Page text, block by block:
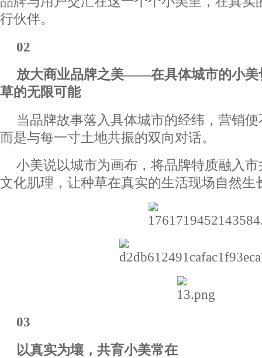
行伙伴。
02
放大商业品牌之美——在具体城市的小美
草的无限可能
当品牌故事落入具体城市的经纬，营销
而是与每一寸土地共振的双向对话。
小美说以城市为画布，将品牌特质融入
文化肌理，让种草在真实的生活现场自然生
03
以真实为壤，共育小美常在